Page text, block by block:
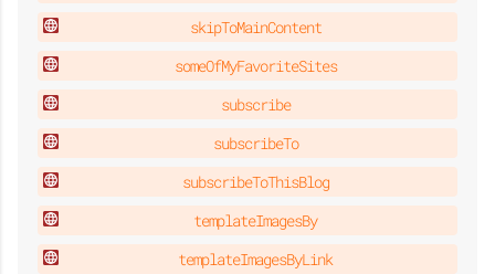
skipToMainContent
someOfMyFavoriteSites
subscribe
subscribeTo
subscribeToThisBlog
templateImagesBy
templateImagesByLink